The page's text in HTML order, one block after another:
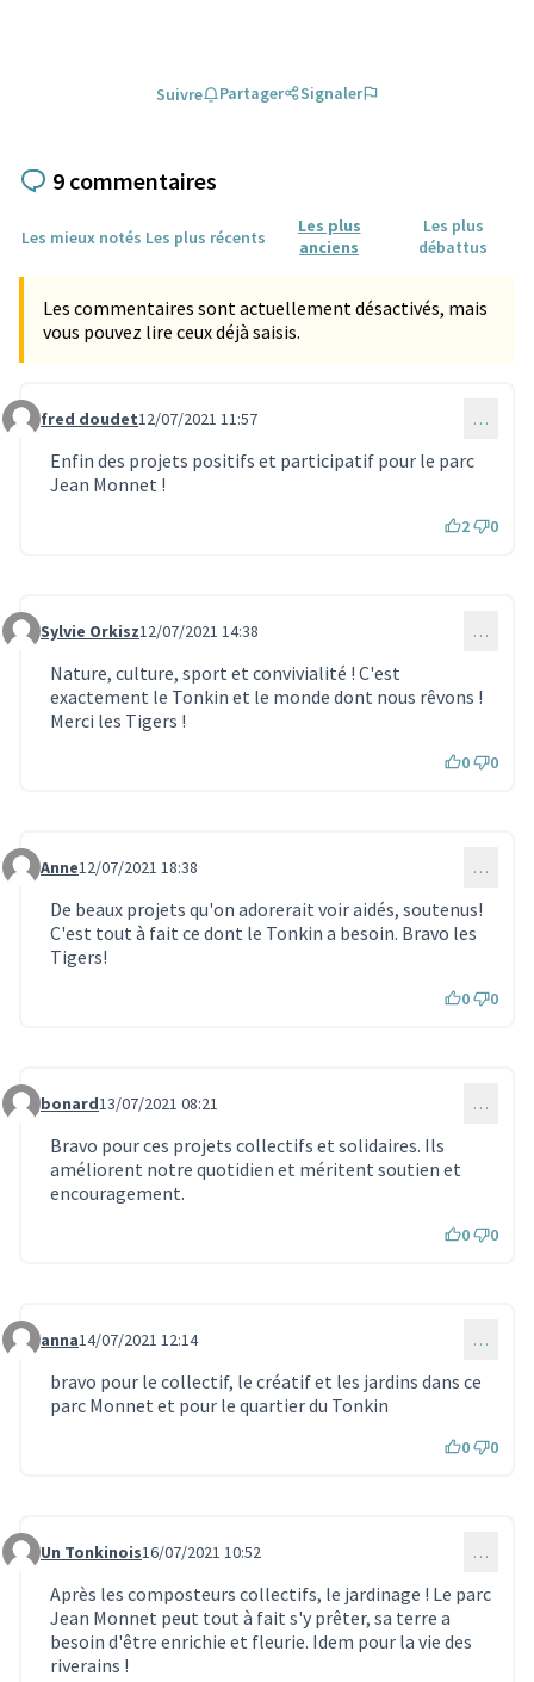
Suivre Partager Signaler
9 commentaires
Les mieux notés Les plus récents
Les plus
anciens
Les plus
débattus
Les commentaires sont actuellement désactivés, mais
vous pouvez lire ceux déjà saisis.
Commentaire 522
fred doudet12/07/2021 11:57 …
Enfin des projets positifs et participatif pour le parc
Jean Monnet !
2 0
Commentaire 523
Sylvie Orkisz12/07/2021 14:38 …
Nature, culture, sport et convivialité ! C'est
exactement le Tonkin et le monde dont nous rêvons !
Merci les Tigers !
0 0
Commentaire 533
Anne12/07/2021 18:38 …
De beaux projets qu'on adorerait voir aidés, soutenus!
C'est tout à fait ce dont le Tonkin a besoin. Bravo les
Tigers!
0 0
Commentaire 536
bonard13/07/2021 08:21 …
Bravo pour ces projets collectifs et solidaires. Ils
améliorent notre quotidien et méritent soutien et
encouragement.
0 0
Commentaire 553
anna14/07/2021 12:14 …
bravo pour le collectif, le créatif et les jardins dans ce
parc Monnet et pour le quartier du Tonkin
0 0
Commentaire 649
Un Tonkinois16/07/2021 10:52 …
Après les composteurs collectifs, le jardinage ! Le parc
Jean Monnet peut tout à fait s'y prêter, sa terre a
besoin d'être enrichie et fleurie. Idem pour la vie des
riverains !